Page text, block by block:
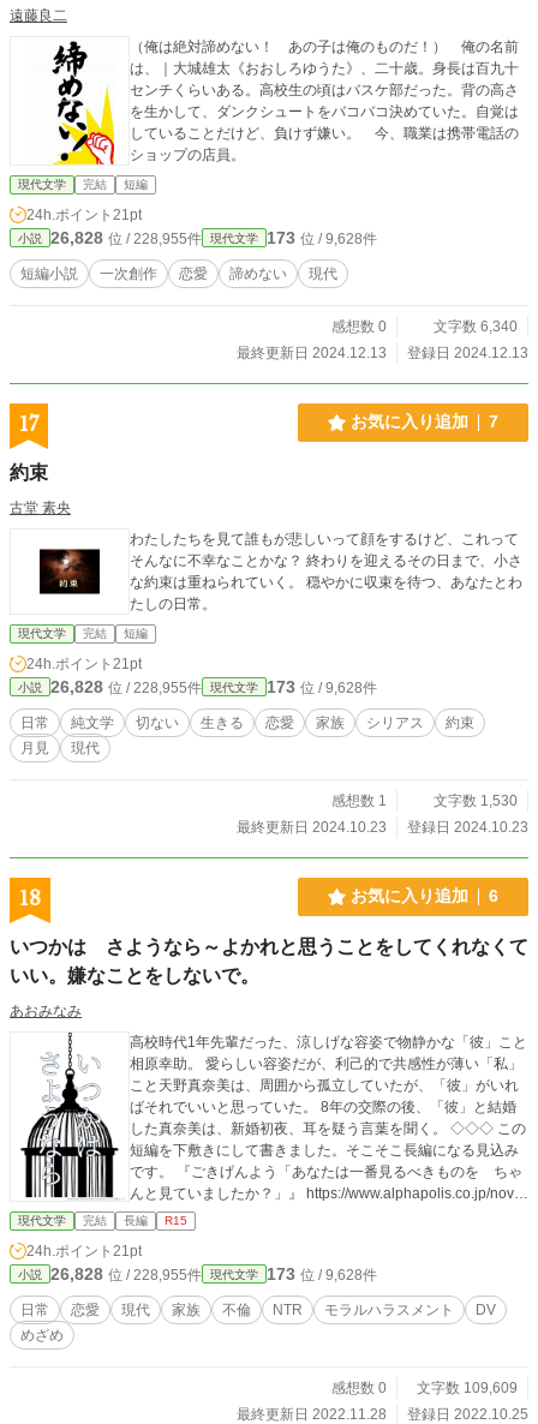
遠藤良二
（俺は絶対諦めない！ あの子は俺のものだ！） 俺の名前
は、｜大城雄太《おおしろゆうた》、二十歳。身長は百九十
センチくらいある。高校生の頃はバスケ部だった。背の高さ
を生かして、ダンクシュートをバコバコ決めていた。自覚は
していることだけど、負けず嫌い。 今、職業は携帯電話の
ショップの店員。
現代文学 完結 短編
24h.ポイント 21pt
小説 26,828 位 / 228,955件 現代文学 173 位 / 9,628件
短編小説 一次創作 恋愛 諦めない 現代
感想数 0
文字数 6,340
最終更新日 2024.12.13
登録日 2024.12.13
17 お気に入り追加 7
約束
古堂 素央
わたしたちを見て誰もが悲しいって顔をするけど、これって
そんなに不幸なことかな？ 終わりを迎えるその日まで、小さ
な約束は重ねられていく。 穏やかに収束を待つ、あなたとわ
たしの日常。
現代文学 完結 短編
24h.ポイント 21pt
小説 26,828 位 / 228,955件 現代文学 173 位 / 9,628件
日常 純文学 切ない 生きる 恋愛 家族 シリアス
約束
月見
現代
感想数 1
文字数 1,530
最終更新日 2024.10.23
登録日 2024.10.23
18 お気に入り追加 6
いつかは さようなら～よかれと思うことをしてくれなくて
いい。嫌なことをしないで。
あおみなみ
高校時代1年先輩だった、涼しげな容姿で物静かな「彼」こと
相原幸助。 愛らしい容姿だが、利己的で共感性が薄い「私」
こと天野真奈美は、周囲から孤立していたが、「彼」がいれ
ばそれでいいと思っていた。 8年の交際の後、「彼」と結婚
した真奈美は、新婚初夜、耳を疑う言葉を聞く。 ◇◇◇ この
短編を下敷きにして書きました。そこそこ長編になる見込み
です。 『ごきげんよう「あなたは一番見るべきものを ちゃ
んと見ていましたか？」』 https://www.alphapolis.co.jp/nove
l/566248773/193686799
現代文学 完結 長編 R15
24h.ポイント 21pt
小説 26,828 位 / 228,955件 現代文学 173 位 / 9,628件
日常 恋愛 現代 家族 不倫 NTR モラルハラスメント
DV
めざめ
感想数 0
文字数 109,609
最終更新日 2022.11.28
登録日 2022.10.25